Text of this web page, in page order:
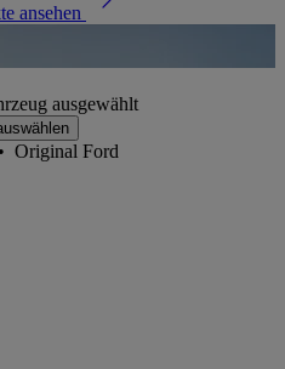
ansehen
ausgewählt
• Original Ford